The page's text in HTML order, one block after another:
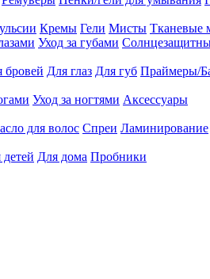
Кремы Гели Мисты Тканевые
Уход за губами
бровей Для глаз Для губ Праймеры/
Уход за ногтями Аксессуары
для волос Спреи Ламинирование
детей Для дома Пробники